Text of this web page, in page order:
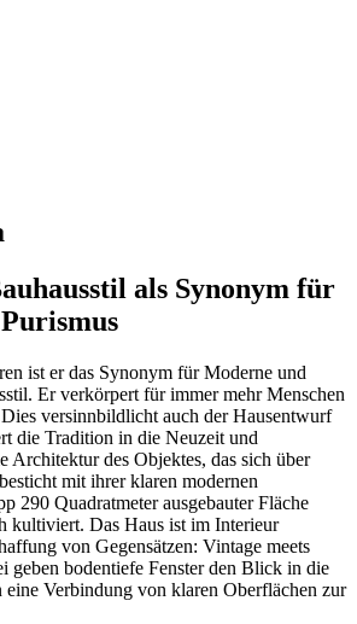
als Synonym für
ist er das Synonym für Moderne und
Er verkörpert für immer mehr Menschen
versinnbildlicht auch der Hausentwurf
die Tradition in die Neuzeit und
Architektur des Objektes, das sich über
mit ihrer klaren modernen
290 Quadratmeter ausgebauter Fläche
kultiviert. Das Haus ist im Interieur
von Gegensätzen: Vintage meets
geben bodentiefe Fenster den Blick in die
eine Verbindung von klaren Oberflächen zur